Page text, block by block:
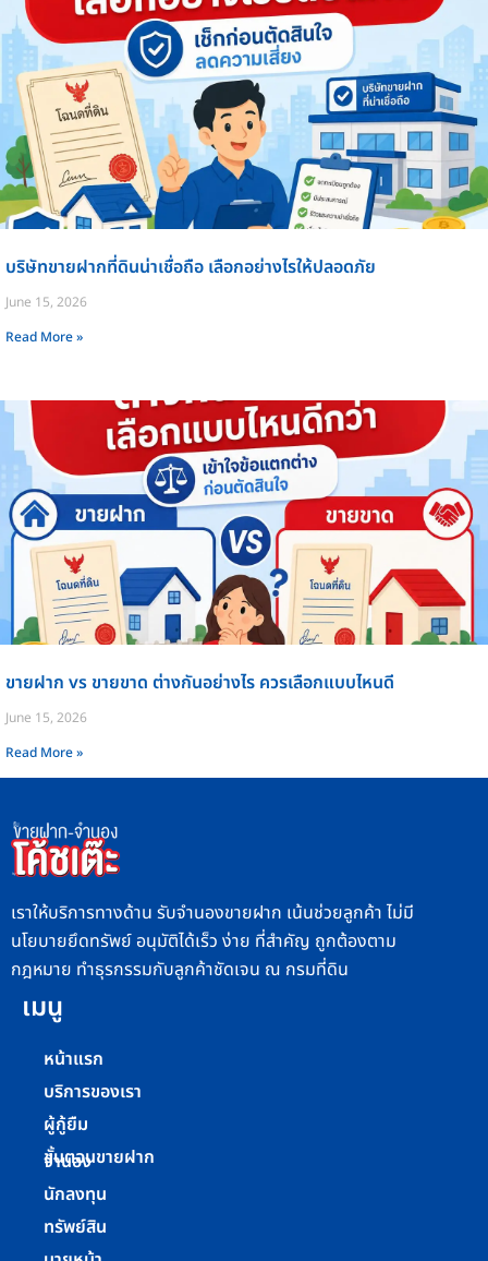
บริษัทขายฝากที่ดินน่าเชื่อถือ เลือกอย่างไรให้ปลอดภัย
June 15, 2026
Read More »
ขายฝาก vs ขายขาด ต่างกันอย่างไร ควรเลือกแบบไหนดี
June 15, 2026
Read More »
เราให้บริการทางด้าน รับจำนองขายฝาก เน้นช่วยลูกค้า ไม่มี
นโยบายยึดทรัพย์ อนุมัติได้เร็ว ง่าย ที่สำคัญ ถูกต้องตาม
กฎหมาย ทำธุรกรรมกับลูกค้าชัดเจน ณ กรมที่ดิน
เมนู
หน้าแรก
บริการของเรา
ผู้กู้ยืม
ขั้นตอนขายฝาก
จำนอง
นักลงทุน
ทรัพย์สิน